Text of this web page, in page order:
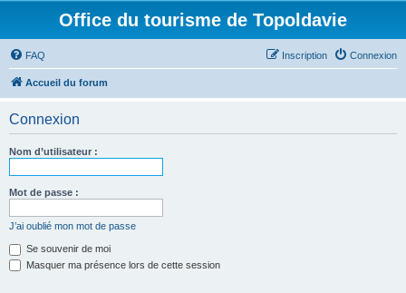
Office du tourisme de Topoldavie
FAQ Connexion
Inscription
Accueil du forum
Connexion
Nom d’utilisateur :
Mot de passe :
J’ai oublié mon mot de passe
Se souvenir de moi
Masquer ma présence lors de cette session